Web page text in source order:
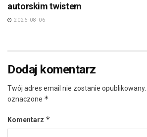
autorskim twistem
2026-08-06
Dodaj komentarz
Twój adres email nie zostanie opublikowany.
oznaczone *
Komentarz *